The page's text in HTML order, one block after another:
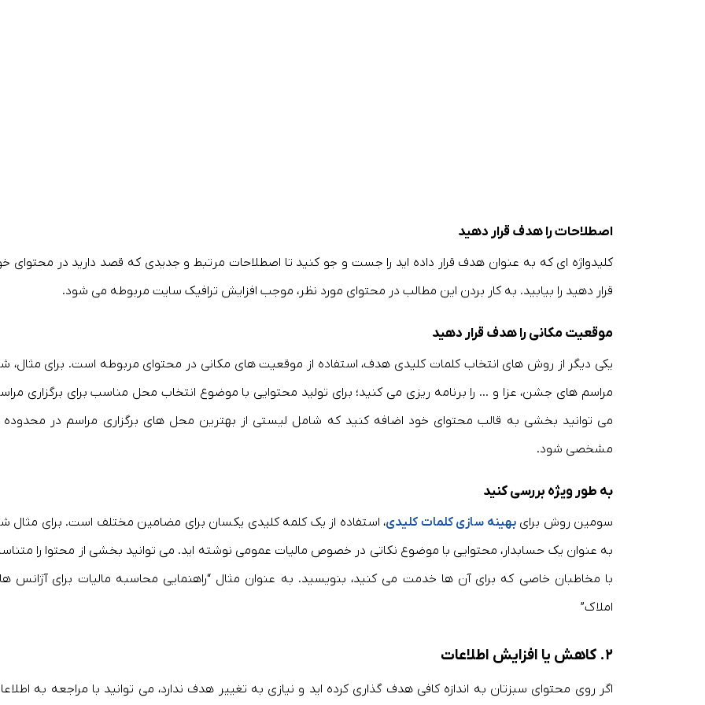
اصطلاحات را هدف قرار دهید
کلیدواژه ای که به عنوان هدف قرار داده اید را جست و جو کنید تا اصطلاحات مرتبط و جدیدی که قصد دارید در محتوای
قرار دهید را بیابید. به کار بردن این مطالب در محتوای مورد نظر، موجب افزایش ترافیک سایت مربوطه می شود.
موقعیت مکانی را هدف قرار دهید
یکی دیگر از روش های انتخاب کلمات کلیدی هدف، استفاده از موقعیت های مکانی در محتوای مربوطه است. برای مثال،
مراسم های جشن، عزا و … را برنامه ریزی می کنید؛ برای تولید محتوایی با موضوع انتخاب محل مناسب برای برگزاری
می توانید بخشی به قالب محتوای خود اضافه کنید که شامل لیستی از بهترین محل های برگزاری مراسم در
مشخصی شود.
به طور ویژه بررسی کنید
سومین روش برایبهینه سازی کلمات کلیدی، استفاده از یک کلمه کلیدی یکسان برای مضامین مختلف است. برای مثال
به عنوان یک حسابدار، محتوایی با موضوع نکاتی در خصوص مالیات عمومی نوشته اید. می توانید بخشی از محتوا را
با مخاطبان خاصی که برای آن ها خدمت می کنید، بنویسید. به عنوان مثال “راهنمایی محاسبه مالیات برای آژانس
املاک”
۲. کاهش یا افزایش اطلاعات
اگر روی محتوای سبزتان به اندازه کافی هدف گذاری کرده اید و نیازی به تغییر هدف ندارد، می توانید با مراجعه به